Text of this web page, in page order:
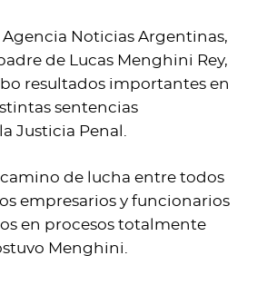
Noticias Argentinas,
de Lucas Menghini Rey,
resultados importantes en
sentencias
Justicia Penal.
de lucha entre todos
empresarios y funcionarios
en procesos totalmente
Menghini.